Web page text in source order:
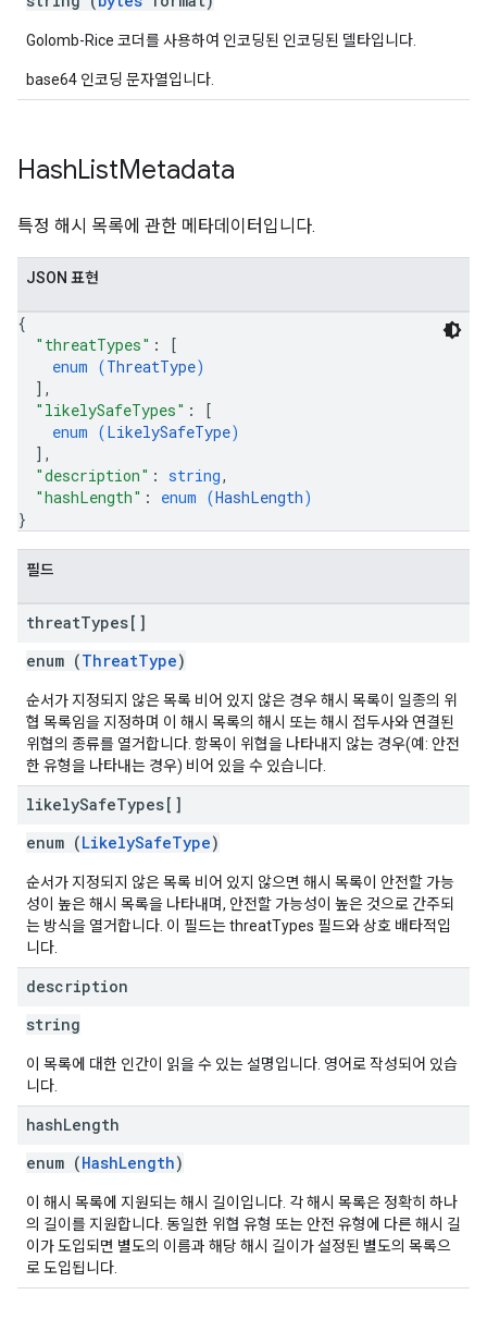
Golomb-Rice 코더를 사용하여 인코딩된 인코딩된 델타입니다.
base64 인코딩 문자열입니다.
HashListMetadata
특정 해시 목록에 관한 메타데이터입니다.
JSON 표현
{
"threatTypes" :
[
enum (ThreatType)
] ,
"likelySafeTypes" :
[
enum (LikelySafeType)
] ,
"description" : string,
"hashLength" : enum (HashLength)
}
필드
threatTypes[]
enum (ThreatType)
순서가 지정되지 않은 목록 비어 있지 않은 경우 해시 목록이 일종의 위
협 목록임을 지정하며 이 해시 목록의 해시 또는 해시 접두사와 연결된
위협의 종류를 열거합니다. 항목이 위협을 나타내지 않는 경우(예: 안전
한 유형을 나타내는 경우) 비어 있을 수 있습니다.
likelySafeTypes[]
enum (LikelySafeType)
순서가 지정되지 않은 목록 비어 있지 않으면 해시 목록이 안전할 가능
성이 높은 해시 목록을 나타내며, 안전할 가능성이 높은 것으로 간주되
는 방식을 열거합니다. 이 필드는 threatTypes 필드와 상호 배타적입
니다.
description
string
이 목록에 대한 인간이 읽을 수 있는 설명입니다. 영어로 작성되어 있습
니다.
hashLength
enum (HashLength)
이 해시 목록에 지원되는 해시 길이입니다. 각 해시 목록은 정확히 하나
의 길이를 지원합니다. 동일한 위협 유형 또는 안전 유형에 다른 해시 길
이가 도입되면 별도의 이름과 해당 해시 길이가 설정된 별도의 목록으
로 도입됩니다.